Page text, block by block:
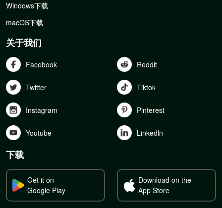
Windows下载
macOS下载
关于我们
Facebook Reddit
Twitter Tiktok
Instagram Pinterest
Youtube Linkedln
下载
Get it on
Google Play
Download on the
App Store